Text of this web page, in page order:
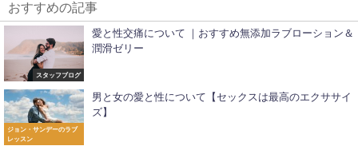
おすすめの記事
スタッフブログ
愛と性交痛について ｜おすすめ無添加ラブローション＆
潤滑ゼリー
ジョン・サンデーのラブ
レッスン
男と女の愛と性について【セックスは最高のエクササイ
ズ】